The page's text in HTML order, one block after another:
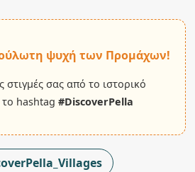
ψυχή των Προμάχων!
στιγμές σας από το ιστορικό
hashtag#DiscoverPella